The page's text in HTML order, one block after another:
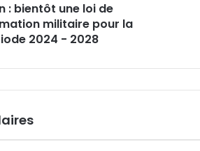
: bientôt une loi de
militaire pour la
2024 - 2028